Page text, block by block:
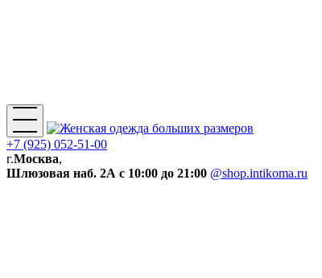
+7 (925) 052-51-00
г.Москва,
Шлюзовая наб. 2А с 10:00 до 21:00 @shop.intikoma.ru